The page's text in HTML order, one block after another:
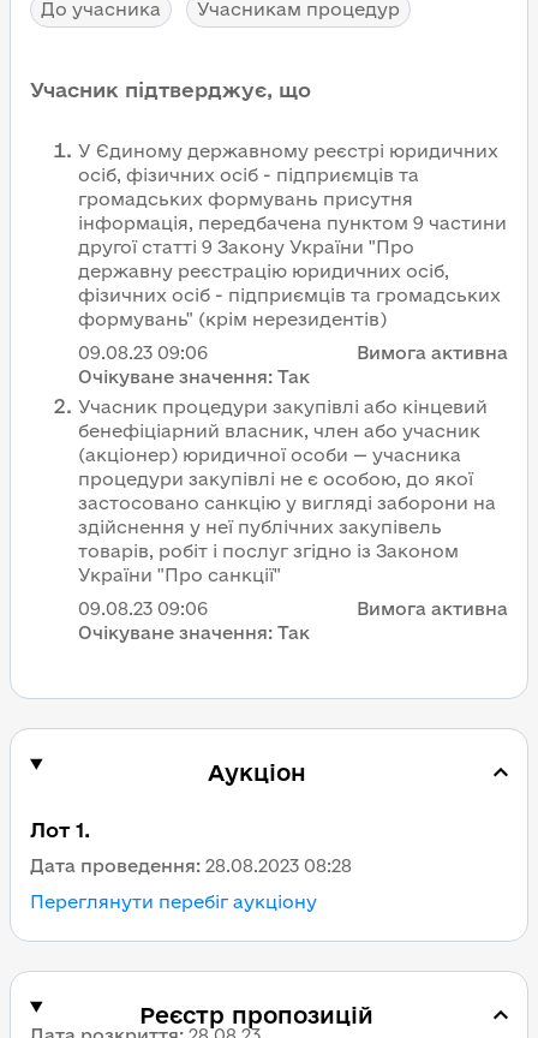
До учасника
Учасникам процедур
Учасник підтверджує, що
У Єдиному державному реєстрі юридичних
осіб, фізичних осіб - підприємців та
громадських формувань присутня
інформація, передбачена пунктом 9 частини
другої статті 9 Закону України "Про
державну реєстрацію юридичних осіб,
фізичних осіб - підприємців та громадських
формувань" (крім нерезидентів)
09.08.23 09:06
Вимога активна
Очікуване значення: Так
Учасник процедури закупівлі або кінцевий
бенефіціарний власник, член або учасник
(акціонер) юридичної особи — учасника
процедури закупівлі не є особою, до якої
застосовано санкцію у вигляді заборони на
здійснення у неї публічних закупівель
товарів, робіт і послуг згідно із Законом
України "Про санкції"
09.08.23 09:06
Вимога активна
Очікуване значення: Так
Аукціон
Лот 1.
Дата проведення: 28.08.2023 08:28
Переглянути перебіг аукціону
Реєстр пропозицій